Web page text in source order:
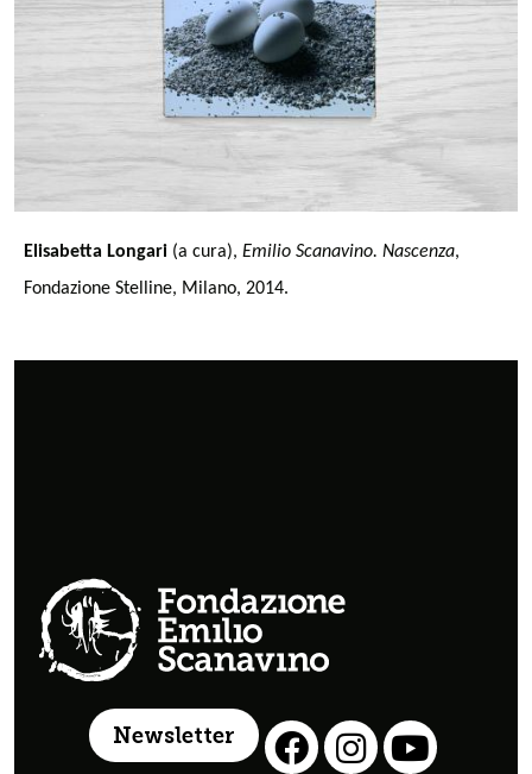
Elisabetta Longari (a cura), Emilio Scanavino. Nascenza,
Fondazione Stelline, Milano, 2014.
Newsletter